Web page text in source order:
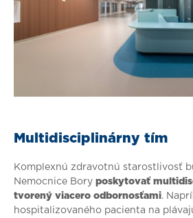
Multidisciplinárny tím
Komplexnú zdravotnú starostlivosť
Nemocnice Bory poskytovať
tvorený viacero odbornosťami.
hospitalizovaného pacienta na